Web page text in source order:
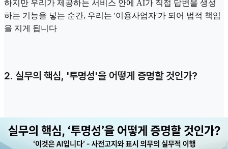
하지만 우리가 제공하는 서비스 안에 AI가 직접 답변을 생성
하는 기능을 넣는 순간, 우리는 '이용사업자'가 되어 법적 책임
을 지게 됩니다
2. 실무의 핵심, '투명성'을 어떻게 증명할 것인가?